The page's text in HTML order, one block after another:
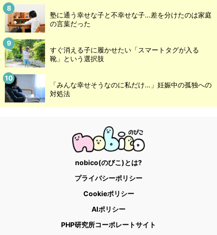
塾に通う幸せな子と不幸せな子…差を分けたのは家庭
の言葉だった
すぐ消える子に履かせたい「スマートタグが入る
靴」という選択肢
「みんな幸せそうなのに私だけ…」妊娠中の孤独への
対処法
nobico(のびこ)とは?
プライバシーポリシー
Cookieポリシー
AIポリシー
PHP研究所コーポレートサイト